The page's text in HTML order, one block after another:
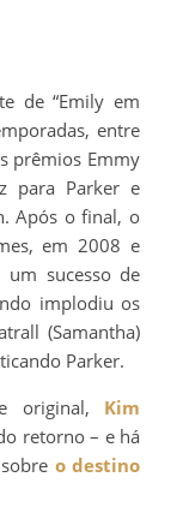
de “Emily em
entre
prêmios Emmy
para Parker e
Após o final, o
em 2008 e
sucesso de
implodiu os
(Samantha)
Parker.
original, Kim
retorno – e há
o destino